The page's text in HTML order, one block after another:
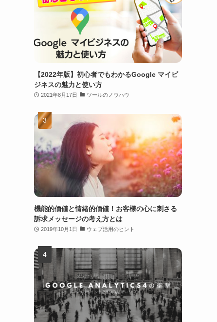
【2022年版】初心者でもわかるGoogle マイビ
ジネスの魅力と使い方
2021年8月17日 ツールのノウハウ
機能的価値と情緒的価値！お客様の心に刺さる
訴求メッセージの考え方とは
2019年10月1日 ウェブ活用のヒント